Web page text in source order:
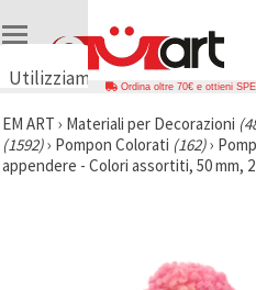
Utilizziamo
🍪
Utilizziamo
cookie e
Ordina oltre 70€ e ottieni
EM ART › Materiali per Decorazioni
(1592)› Pompon Colorati (162)›
appendere - Colori assortiti, 50 mm,